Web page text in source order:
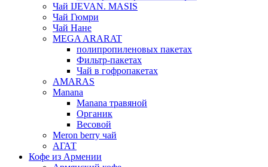
Чай IJEVAN. MASIS
Чай Гюмри
Чай Нане
MEGA ARARAT
полипропиленовых пакетах
Фильтр-пакетах
Чай в гофропакетах
AMARAS
Manana
Manana травяной
Органик
Весовой
Meron berry чай
АГАТ
Кофе из Армении